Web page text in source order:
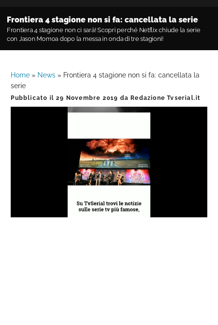
Frontiera 4 stagione non si fa: cancellata la serie
Frontiera 4 stagione non ci sarà! Scopri perché Netflix chiude la serie
con Jason Momoa dopo la messa in onda di tre stagioni!
Home » News » Frontiera 4 stagione non si fa: cancellata la
serie
Pubblicato il29 Novembre 2019 da Redazione Tvserial.it
Loaded:
0%